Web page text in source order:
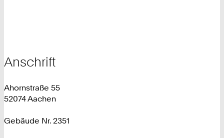
Anschrift
Ahornstraße 55
52074 Aachen
Gebäude Nr. 2351